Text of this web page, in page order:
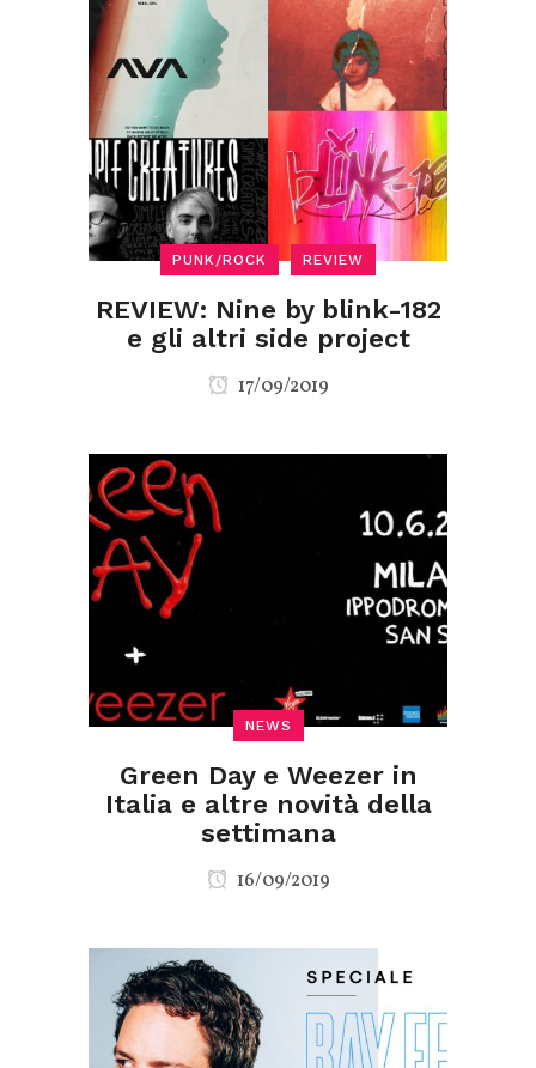
PUNK/ROCK REVIEW
REVIEW: Nine by blink-182
e gli altri side project
17/09/2019
NEWS
Green Day e Weezer in
Italia e altre novità della
settimana
16/09/2019